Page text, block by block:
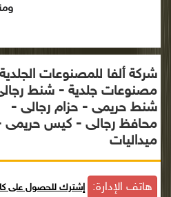
شركة ألفا للمصنوعات الجلدية |
مصنوعات جلدية - شنط
شنط حريمى - حزام رجالى -
محافظ رجالى - كيس حريمى
ميداليات
هاتف الإدارة: إشترك للحصول على